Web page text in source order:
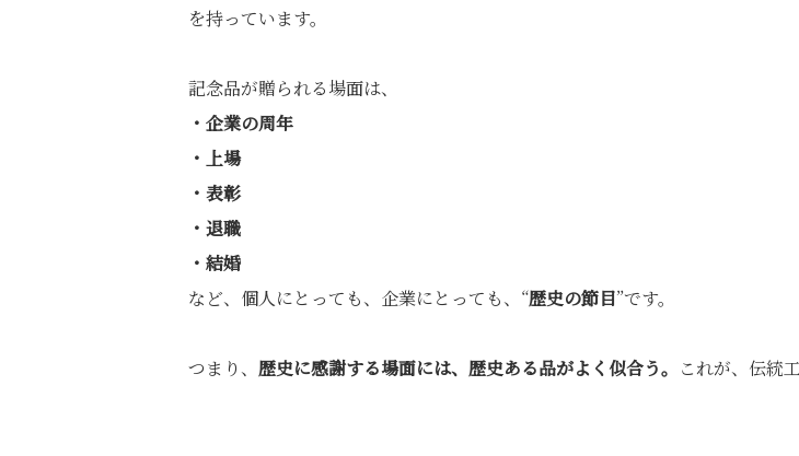
を持っています。
記念品が贈られる場面は、
・企業の周年
・上場
・表彰
・退職
・結婚
など、個人にとっても、企業にとっても、“歴史の節目”です。
つまり、 歴史に感謝する場面には、歴史ある品がよく似合う。 これが、伝統